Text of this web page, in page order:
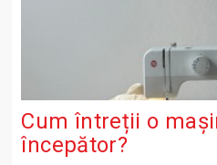
Cum întreții o
începător?